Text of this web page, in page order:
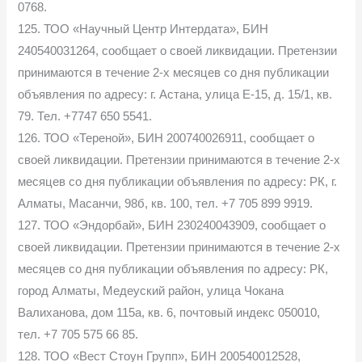
0768.
125. ТОО «Научный Центр Интердата», БИН
240540031264, сообщает о своей ликвидации. Претензии
принимаются в течение 2-х месяцев со дня публикации
объявления по адресу: г. Астана, улица Е-15, д. 15/1, кв.
79. Тел. +7747 650 5541.
126. ТОО «Тереной», БИН 200740026911, сообщает о
своей ликвидации. Претензии принимаются в течение 2-х
месяцев со дня публикации объявления по адресу: РК, г.
Алматы, Масанчи, 98б, кв. 100, тел. +7 705 899 9919.
127. ТОО «Эндорбай», БИН 230240043909, сообщает о
своей ликвидации. Претензии принимаются в течение 2-х
месяцев со дня публикации объявления по адресу: РК,
город Алматы, Медеуский район, улица Чокана
Валиханова, дом 115а, кв. 6, почтовый индекс 050010,
тел. +7 705 575 66 85.
128. ТОО «Вест Стоун Групп», БИН 200540012528,